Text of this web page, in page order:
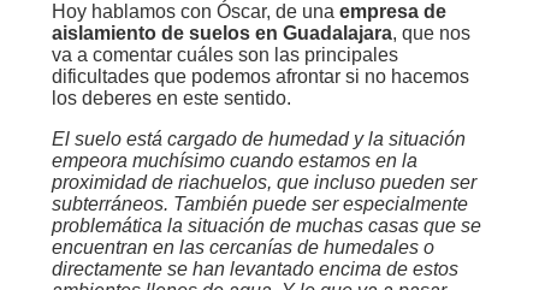
Hoy hablamos con Óscar, de una empresa de
aislamiento de suelos en Guadalajara, que nos
va a comentar cuáles son las principales
dificultades que podemos afrontar si no hacemos
los deberes en este sentido.
El suelo está cargado de humedad y la situación
empeora muchísimo cuando estamos en la
proximidad de riachuelos, que incluso pueden ser
subterráneos. También puede ser especialmente
problemática la situación de muchas casas que se
encuentran en las cercanías de humedales o
directamente se han levantado encima de estos